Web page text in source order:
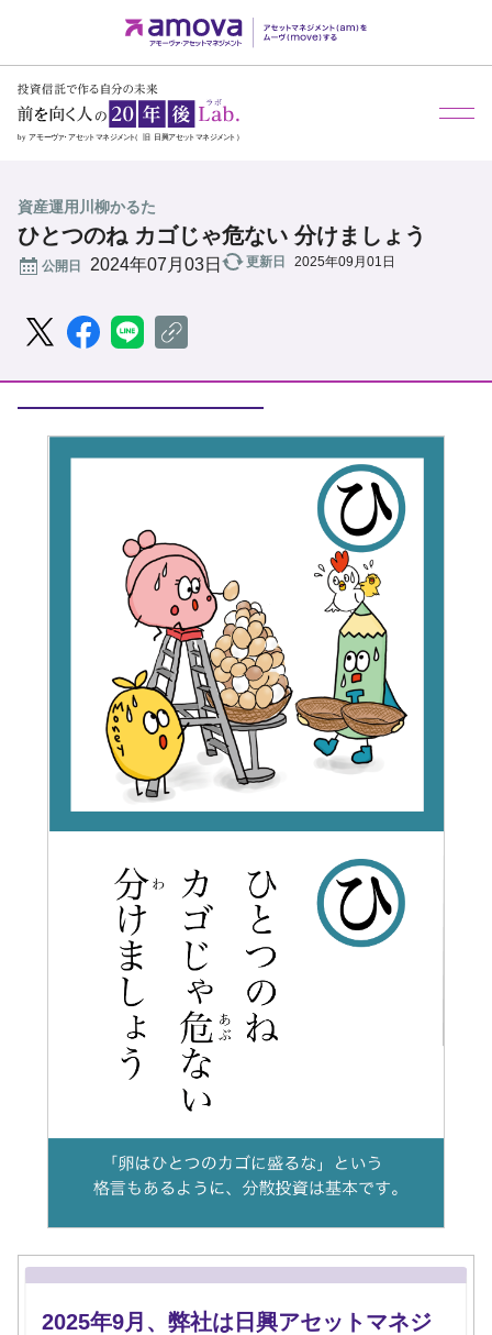
資産運用川柳かるた
ひとつのね カゴじゃ危ない 分けましょう
公開日 更新日 2025年09月01日
とっても壊れやすい卵。
もしひとつのカゴに盛っていて、それを落としたと
2025年9月、弊社は日興アセットマネジ